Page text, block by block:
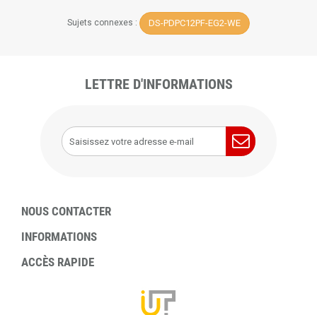
Sujets connexes : DS-PDPC12PF-EG2-WE
LETTRE D'INFORMATIONS
NOUS CONTACTER
INFORMATIONS
ACCÈS RAPIDE